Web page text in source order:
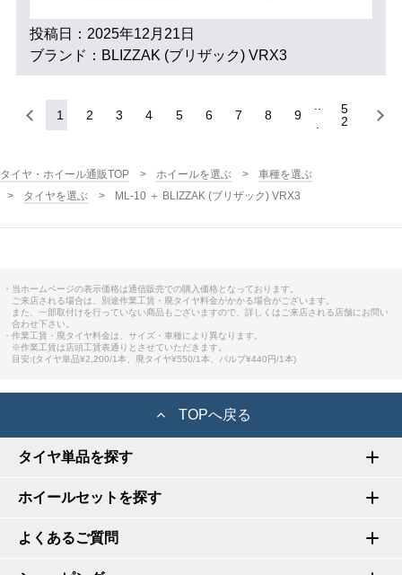
投稿日：2025年12月21日
ブランド：BLIZZAK (ブリザック) VRX3
1 2 3 4 5 6 7 8 9
5
2
タイヤ・ホイール通販TOP ホイールを選ぶ
車種を選ぶ
タイヤを選ぶ
ML-10 ＋ BLIZZAK (ブリザック) VRX3
・当ホームページの表示価格は通信販売での購入価格となっております。
ご来店される場合は、別途作業工賃・廃タイヤ料金がかかる場合がございます。
また、一部取付けを行っていない商品もございますので、詳しくはご来店される店舗にお問い
合わせ下さい。
・作業工賃・廃タイヤ料金は、サイズ・車種により異なります。
※作業工賃は店頭工賃表通りとさせていただきます。
目安:(タイヤ単品¥2,200/1本、廃タイヤ¥550/1本、バルブ¥440円/1本)
TOPへ戻る
タイヤ単品を探す
ホイールセットを探す
よくあるご質問